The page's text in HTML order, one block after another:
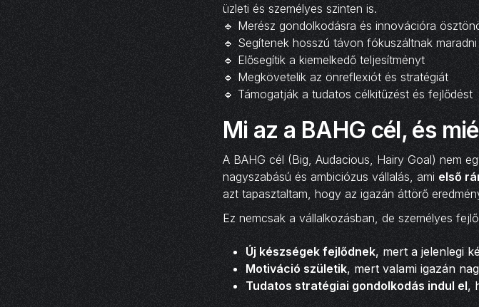
üzleti és személyes szinten is.
🔹 Merész gondolkodásra és innovációra
🔹 Segítenek hosszú távon fókuszáltnak maradni
🔹 Elősegítik a kiemelkedő teljesítményt
🔹 Megkövetelik az önreflexiót és stratégiát
🔹 Támogatják a tudatos célkitűzést és fejlődést
Mi az a BAHG cél, és
A BAHG cél (Big, Audacious, Hairy Goal) nem
nagyszabású és ambiciózus vállalás, ami első
azt tapasztaltam, hogy az igazán áttörő
Ez nemcsak a vállalkozásban, de személyes
Új készségek fejlődnek, mert a jelenlegi
Motiváció születik, mert valami igazán
Tudatos stratégiai gondolkodás indul el,